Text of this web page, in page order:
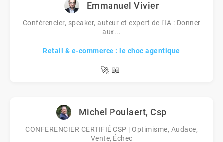
Emmanuel Vivier
Conférencier, speaker, auteur et expert de l'IA : Donner
aux...
Retail & e-commerce : le choc agentique
🚀 📖
Michel Poulaert, Csp
CONFERENCIER CERTIFIÉ CSP | Optimisme, Audace,
Vente, Échec